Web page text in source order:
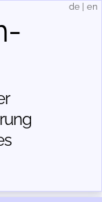
de en